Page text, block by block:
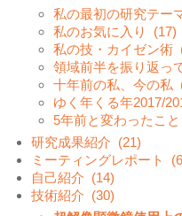
私の最初の研究テー
私のお気に入り
(17)
私の技・カイゼン術
領域前半を振り返っ
十年前の私、今の私
ゆく年くる年2017/
5年前と変わったこ
研究成果紹介 (21)
ミーティングレポート
自己紹介 (14)
技術紹介 (30)